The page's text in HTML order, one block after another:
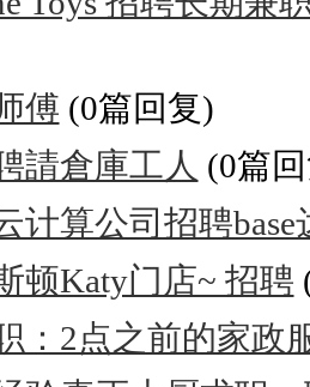
傅 (0篇回复)
請倉庫工人 (0篇
计算公司招聘
顿Katy门店~ 招聘
：2点之前的家政